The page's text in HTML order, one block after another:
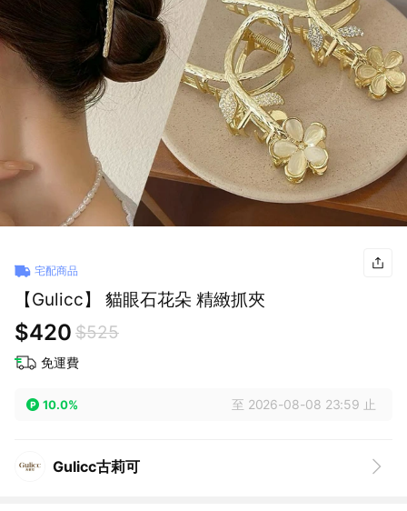
宅配商品
【Gulicc】 貓眼石花朵 精緻抓夾
$420 $525
免運費
10.0% 至 2026-08-08 23:59 止
Gulicc古莉可